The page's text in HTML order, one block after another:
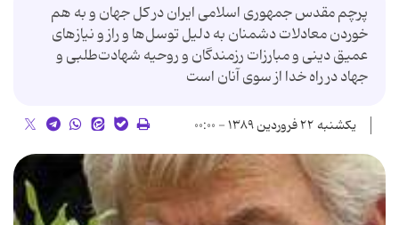
پرچم مقدس جمهوری اسلامی ایران در كل جهان و به هم
خوردن معادلات دشمنان به دلیل توسل‌ها و راز و نیازهای
عمیق دینی و مبارزات رزمندگان و روحیه شهادت‌طلبی و
جهاد در راه خدا از سوی آنان است
یکشنبه ۲۲ فروردین ۱۳۸۹ - ۰۰:۰۰